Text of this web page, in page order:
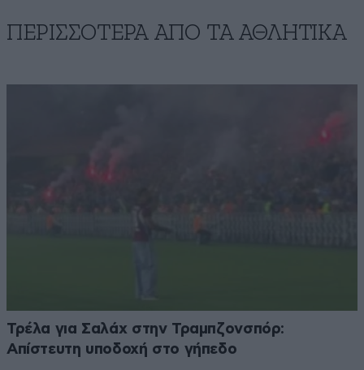
ΠΕΡΙΣΣΟΤΕΡΑ ΑΠΟ ΤA ΑΘΛΗΤΙΚΑ
Τρέλα για Σαλάχ στην Τραμπζονσπόρ:
Απίστευτη υποδοχή στο γήπεδο